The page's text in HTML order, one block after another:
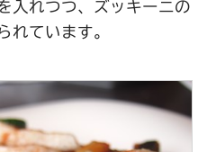
入れつつ、ズッキーニの
れています。